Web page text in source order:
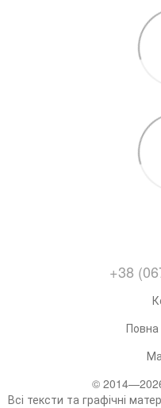
+38
Повна
©
Всі тексти та графічні